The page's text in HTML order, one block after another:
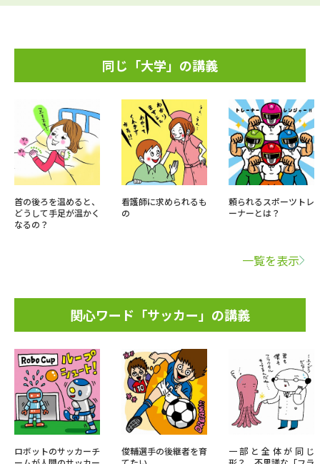
同じ「大学」の講義
首の後ろを温めると、
どうして手足が温かく
なるの？
看護師に求められるも
の
頼られるスポーツトレ
ーナーとは？
一覧を表示
関心ワード「サッカー」の講義
ロボットのサッカーチ
俊輔選手の後継者を育
一部と全体が同じ